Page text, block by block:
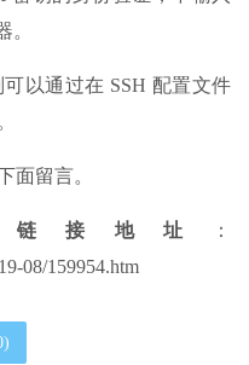
。
以通过在 SSH 配置文件
面留言。
链接地址
：
08/159954.htm
)